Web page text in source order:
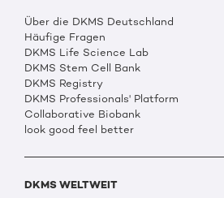
Über die DKMS Deutschland
Häufige Fragen
DKMS Life Science Lab
DKMS Stem Cell Bank
DKMS Registry
DKMS Professionals' Platform
Collaborative Biobank
look good feel better
DKMS WELTWEIT